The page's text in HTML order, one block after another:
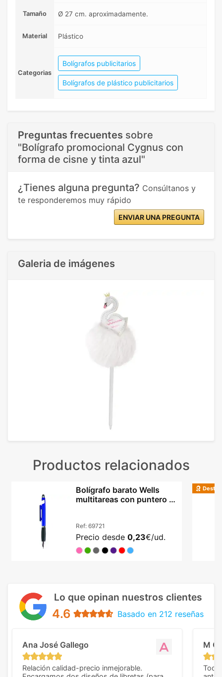
Tamaño Ø 27 cm. aproximadamente.
Material Plástico
Categorias
Bolígrafos publicitarios
Bolígrafos de plástico publicitarios
Preguntas frecuentes sobre
"Bolígrafo promocional Cygnus con
forma de cisne y tinta azul"
¿Tienes alguna pregunta? Consúltanos y
te responderemos muy rápido
ENVIAR UNA PREGUNTA
Galeria de imágenes
Productos relacionados
Bolígrafo barato Wells
multitareas con puntero y
Ref: 69721
Precio desde 0,23€/ud.
Lo que opinan nuestros clientes
4.6 Basado en 212 reseñas
Ana José Gallego
Relación calidad-precio inmejorable.
M C
Todo